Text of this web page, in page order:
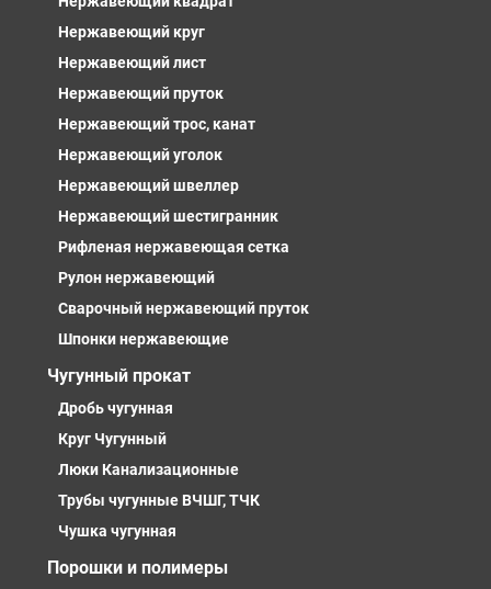
Нержавеющий круг
Нержавеющий лист
Нержавеющий пруток
Нержавеющий трос, канат
Нержавеющий уголок
Нержавеющий швеллер
Нержавеющий шестигранник
Рифленая нержавеющая сетка
Рулон нержавеющий
Сварочный нержавеющий пруток
Шпонки нержавеющие
Чугунный прокат
Дробь чугунная
Круг Чугунный
Люки Канализационные
Трубы чугунные ВЧШГ, ТЧК
Чушка чугунная
Порошки и полимеры